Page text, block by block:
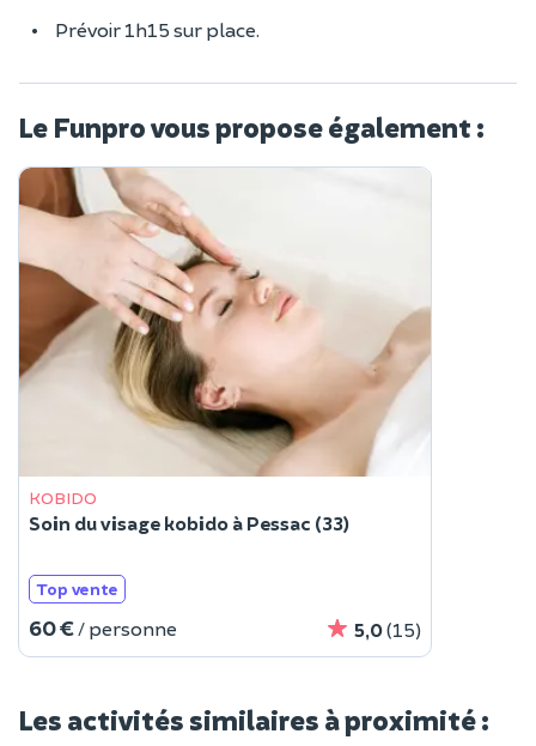
Prévoir 1h15 sur place.
Le Funpro vous propose également :
KOBIDO
Soin du visage kobido à Pessac (33)
Top vente
60 € / personne 5,0(15)
Les activités similaires à proximité :